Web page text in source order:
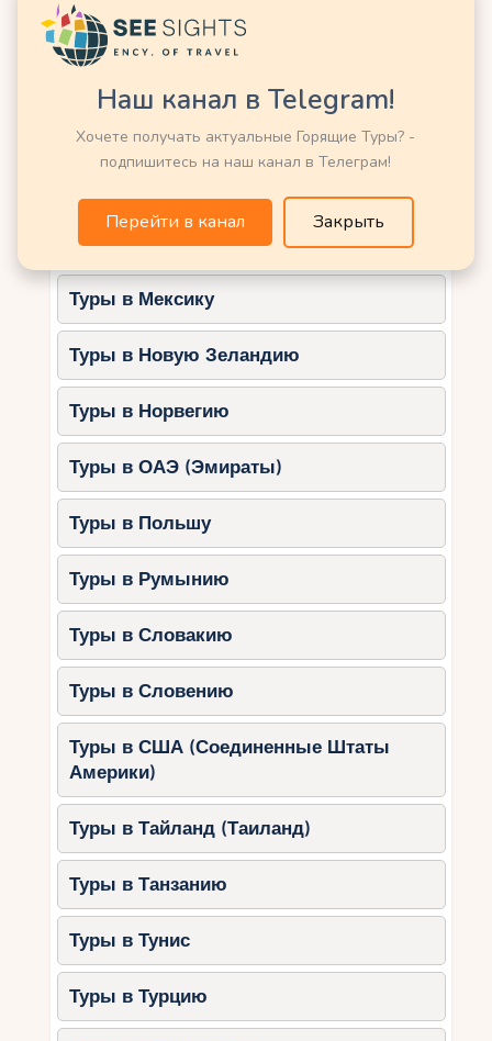
– визитная карточка Феса
Фес знаменит своими традиционными
кожевенными мастерскими, которые работают
уже несколько веков.
1. Красильни Шуара (Chouara
Tannery)
Красочные бассейны с красками, в
которых окрашивается кожа.
Возможность увидеть традиционный
процесс выделки кожи.
Панорамные виды с террас
окружающих магазинов.
Дворцы и религиозные
достопримечательности
1. Королевский дворец (Dar
al-Makhzen)
Особенности:
Впечатляющие золотые ворота,
украшенные изразцами и резьбой.
Хотя сам дворец закрыт для
посещения, его внешняя часть – один
из самых фотографируемых объектов
2. Мечеть Карауин (Al
Quaraouiyine Mosque)
Интересные факты:
Одна из старейших мечетей в мире
Туры в Катар
Туры в Китай
Туры в Марокко
Туры в Мексику
Туры в Новую Зеландию
Туры в Норвегию
Туры в ОАЭ (Эмираты)
Туры в Польшу
Туры в Румынию
Туры в Словакию
Туры в Словению
Туры в США (Соединенные Штаты
Америки)
Туры в Тайланд (Таиланд)
Туры в Танзанию
Туры в Тунис
Туры в Турцию
Наш канал в Telegram!
Хочете получать актуальные Горящие Туры? -
подпишитесь на наш канал в Телеграм!
Перейти в канал Закрыть